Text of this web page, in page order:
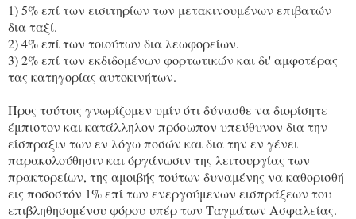
1) 5% επί των εισιτηρίων των μετακινουμένων επιβατών
δια ταξί.
2) 4% επί των τοιούτων δια λεωφορείων.
3) 2% επί των εκδιδομένων φορτωτικών και δι' αμφοτέρας
τας κατηγορίας αυτοκινήτων.
Προς τούτοις γνωρίζομεν υμίν ότι δύνασθε να διορίσητε
έμπιστον και κατάλληλον πρόσωπον υπεύθυνον δια την
είσπραξιν των εν λόγω ποσών και δια την εν γένει
παρακολούθησιν και όργάνωσιν της λειτουργίας των
πρακτορείων, της αμοιβής τούτων δυναμένης να καθορισθή
εις ποσοστόν 1% επί των ενεργούμενων εισπράξεων του
επιβληθησομένου φόρου υπέρ των Ταγμάτων Ασφαλείας.